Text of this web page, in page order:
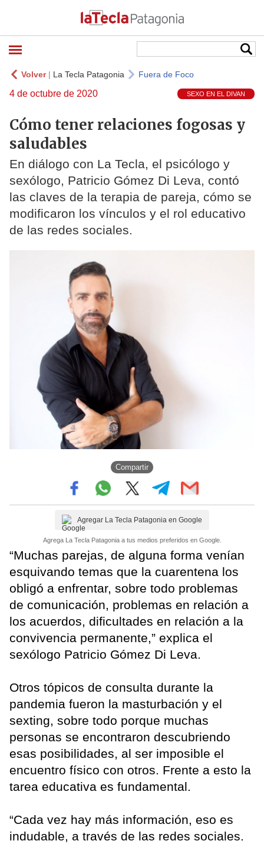
Volver| La Tecla Patagonia Fuera de Foco
4 de octubre de 2020 SEXO EN EL DIVAN
Cómo tener relaciones fogosas y
saludables
En diálogo con La Tecla, el psicólogo y
sexólogo, Patricio Gómez Di Leva, contó
las claves de la terapia de pareja, cómo se
modificaron los vínculos y el rol educativo
de las redes sociales.
Compartir
Agregar La Tecla Patagonia en Google
Agrega La Tecla Patagonia a tus medios preferidos en Google.
“Muchas parejas, de alguna forma venían
esquivando temas que la cuarentena los
obligó a enfrentar, sobre todo problemas
de comunicación, problemas en relación a
los acuerdos, dificultades en relación a la
convivencia permanente,” explica el
sexólogo Patricio Gómez Di Leva.
Otros tópicos de consulta durante la
pandemia fueron la masturbación y el
sexting, sobre todo porque muchas
personas se encontraron descubriendo
esas posibilidades, al ser imposible el
encuentro físico con otros. Frente a esto la
tarea educativa es fundamental.
“Cada vez hay más información, eso es
indudable, a través de las redes sociales.